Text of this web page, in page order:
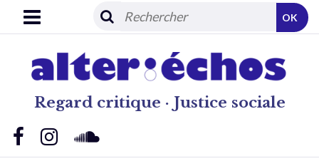
Regard critique · Justice sociale
OK